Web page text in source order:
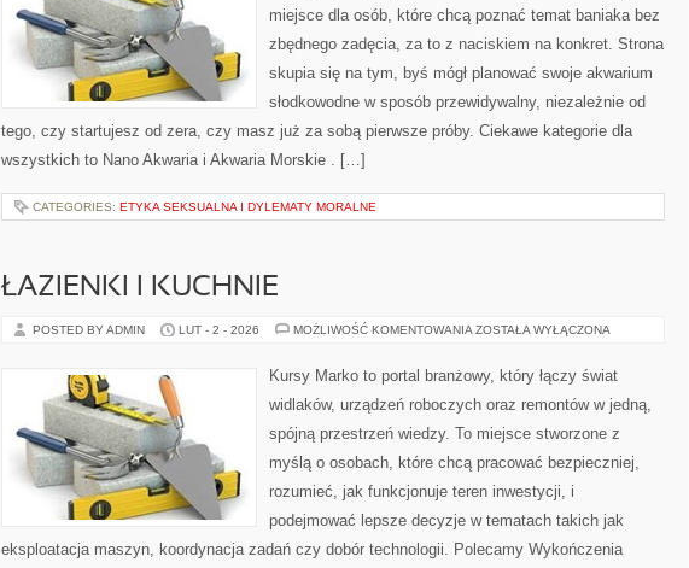
miejsce dla osób, które chcą poznać temat baniaka bez
zbędnego zadęcia, za to z naciskiem na konkret. Strona
skupia się na tym, byś mógł planować swoje akwarium
słodkowodne w sposób przewidywalny, niezależnie od
tego, czy startujesz od zera, czy masz już za sobą pierwsze próby. Ciekawe kategorie dla
wszystkich to Nano Akwaria i Akwaria Morskie . […]
CATEGORIES: ETYKA SEKSUALNA I DYLEMATY MORALNE
ŁAZIENKI I KUCHNIE
POSTED BY ADMIN LUT - 2 - 2026 MOŻLIWOŚĆ KOMENTOWANIA ŁAZIENKI
ZOSTAŁA WYŁĄCZONA
Kursy Marko to portal branżowy, który łączy świat
widlaków, urządzeń roboczych oraz remontów w jedną,
spójną przestrzeń wiedzy. To miejsce stworzone z
myślą o osobach, które chcą pracować bezpieczniej,
rozumieć, jak funkcjonuje teren inwestycji, i
podejmować lepsze decyzje w tematach takich jak
eksploatacja maszyn, koordynacja zadań czy dobór technologii. Polecamy Wykończenia